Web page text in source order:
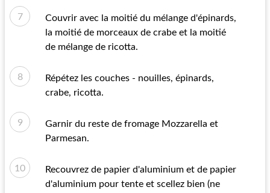
Couvrir avec la moitié du mélange d'épinards,
la moitié de morceaux de crabe et la moitié
de mélange de ricotta.
Répétez les couches - nouilles, épinards,
crabe, ricotta.
Garnir du reste de fromage Mozzarella et
Parmesan.
Recouvrez de papier d'aluminium et de papier
d'aluminium pour tente et scellez bien (ne